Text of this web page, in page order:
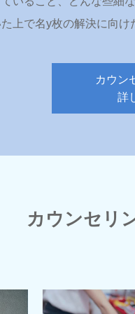
上で名y枚の解決に向け
カウン
詳
カウンセリ